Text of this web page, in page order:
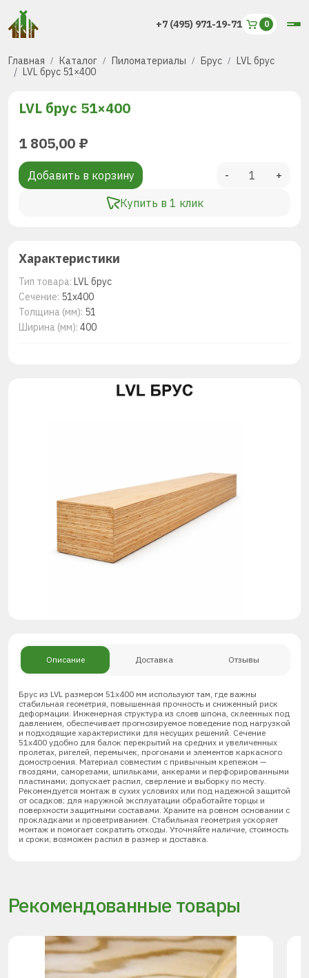
+7 (495) 971-19-71
Главная Каталог Пиломатериалы Брус
LVL брус
LVL брус 51×400
LVL брус 51×400
1 805,00 ₽
Добавить в корзину
Купить в 1 клик
- +
Характеристики
Тип товара: LVL брус
Сечение: 51х400
Толщина (мм): 51
Ширина (мм): 400
Описание Доставка Отзывы
Брус из LVL размером 51х400 мм используют там, где важны
стабильная геометрия, повышенная прочность и сниженный риск
деформации. Инженерная структура из слоев шпона, склеенных под
давлением, обеспечивает прогнозируемое поведение под нагрузкой
и подходящие характеристики для несущих решений. Сечение
51х400 удобно для балок перекрытий на средних и увеличенных
пролетах, ригелей, перемычек, прогонами и элементов каркасного
домостроения. Материал совместим с привычным крепежом —
гвоздями, саморезами, шпильками, анкерами и перфорированными
пластинами; допускает распил, сверление и выборку по месту.
Рекомендуется монтаж в сухих условиях или под надежной защитой
от осадков; для наружной эксплуатации обработайте торцы и
поверхности защитными составами. Храните на ровном основании с
прокладками и проветриванием. Стабильная геометрия ускоряет
монтаж и помогает сократить отходы. Уточняйте наличие, стоимость
и сроки; возможен распил в размер и доставка.
Рекомендованные товары